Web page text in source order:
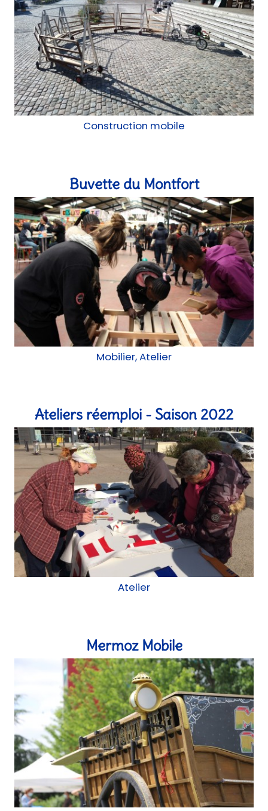
Buvette du Montfort
Mobilier, Atelier
Ateliers réemploi - Saison 2022
Atelier
Mermoz Mobile
Construction mobile, chantier participatif
Chemin des arbres